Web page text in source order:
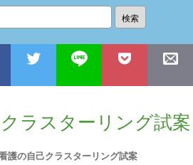
ラスターリング試案
護の自己クラスターリング試案